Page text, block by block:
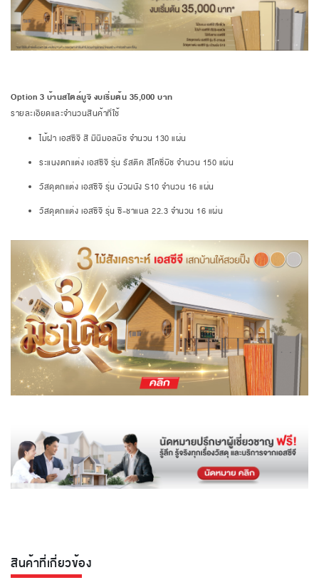
Option 3 บ้านสไตล์มูจิ งบเริ่มต้น 35,000 บาท
รายละเอียดและจำนวนสินค้าที่ใช้
ไม้ฝา เอสซีจี สี มินิมอลบีช จำนวน 130 แผ่น
ระแนงตกแต่ง เอสซีจี รุ่น รัสติค สีโคซี่บีช จำนวน 150 แผ่น
วัสดุตกแต่ง เอสซีจี รุ่น บัวผนัง S10 จำนวน 16 แผ่น
วัสดุตกแต่ง เอสซีจี รุ่น ซี-ชาแนล 22.3 จำนวน 16 แผ่น
สินค้าที่เกี่ยวข้อง